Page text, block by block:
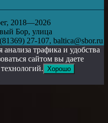
2018—2026
Бор, улица
27-107, baltica@sbor.ru
трафика и удобства
сайтом вы даете
Хорошо